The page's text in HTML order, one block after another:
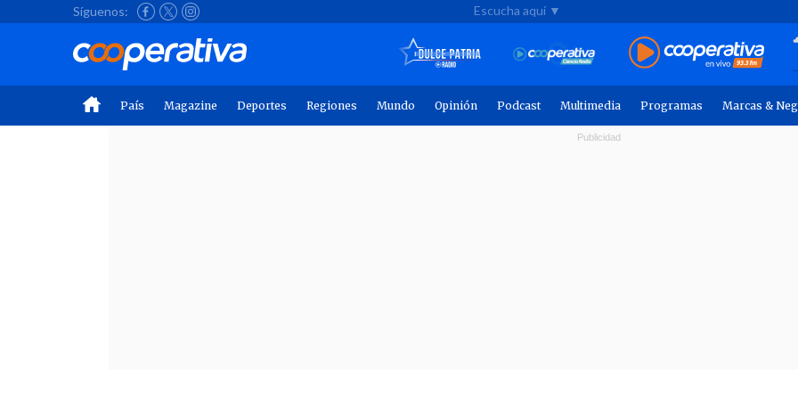
Síguenos: Escucha aquí ▼
País Magazine Deportes Regiones Mundo Opinión Podcast Multimedia Programas Marcas &